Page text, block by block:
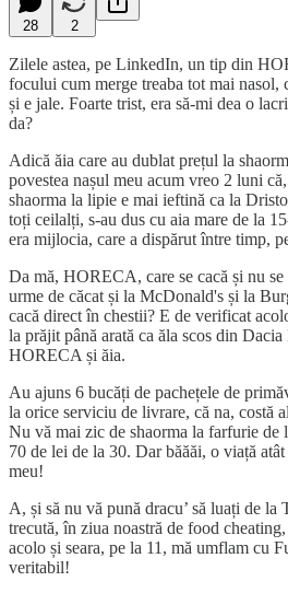
28 2
Zilele astea, pe LinkedIn, un tip din
focului cum merge treaba tot mai nasol,
și e jale. Foarte trist, era să-mi dea o
da?
Adică ăia care au dublat prețul la
povestea nașul meu acum vreo 2 luni
shaorma la lipie e mai ieftină ca la
toți ceilalți, s-au dus cu aia mare de la
era mijlocia, care a dispărut între timp,
Da mă, HORECA, care se cacă și nu
urme de căcat și la McDonald's și la
cacă direct în chestii? E de verificat
la prăjit până arată ca ăla scos din
HORECA și ăia.
Au ajuns 6 bucăți de pachețele de
la orice serviciu de livrare, că na, costă
Nu vă mai zic de shaorma la farfurie de
70 de lei de la 30. Dar băăăi, o viață
meu!
A, și să nu vă pună dracu’ să luați de
trecută, în ziua noastră de food
acolo și seara, pe la 11, mă umflam cu
veritabil!